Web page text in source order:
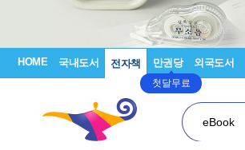
HOME 국내도서 전자책 만권당
첫달무료
외국도서
eBook